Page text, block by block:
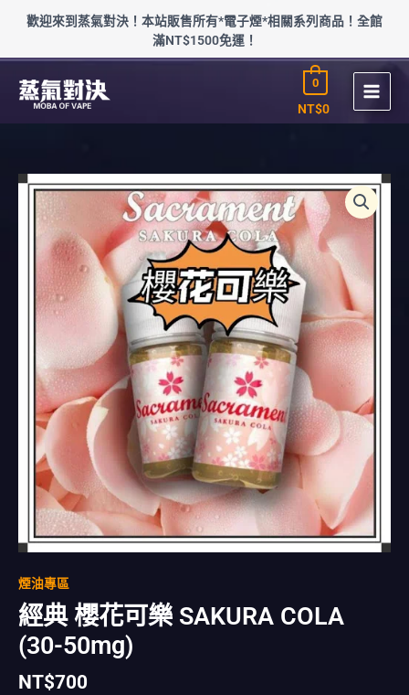
要
歡迎來到蒸氣對決！本站販售所有*電子煙*相關系列商品！全館
滿NT$1500免運！
NT$0
0
煙油專區
經典 櫻花可樂 SAKURA COLA
(30-50mg)
NT$700
經
SAKURA
COLA